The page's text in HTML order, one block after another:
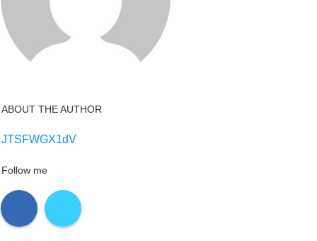
ABOUT THE AUTHOR
JTSFWGX1dV
Follow me